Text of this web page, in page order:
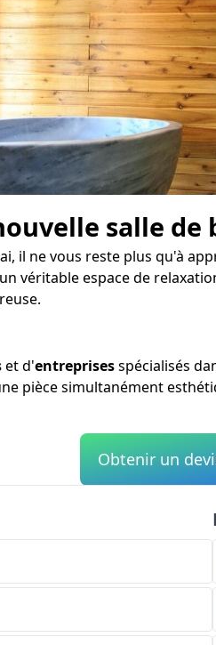
salle de
il ne vous reste plus qu'à
véritable espace de
et d'entreprisesspécialisés
pièce simultanément
Obtenir un